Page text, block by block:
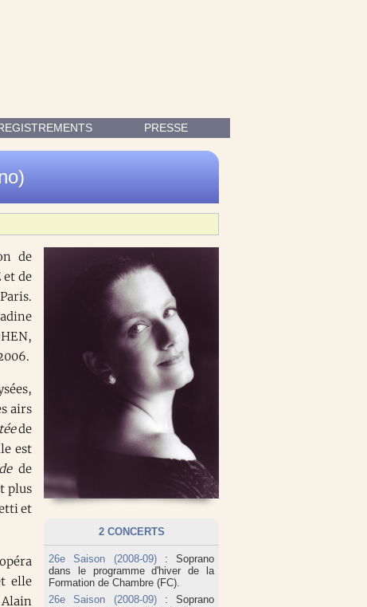
RODDE ET DE JEAN-PHILIPPE LAFONT À L'ÉCOLE
PRESSE
2 CONCERTS
26e Saison (2008-09): Soprano
dans le programme d'hiver de la
Formation de Chambre (FC).
26e Saison (2008-09): Soprano
de
et de
airs
de
est
de
plus
et
elle